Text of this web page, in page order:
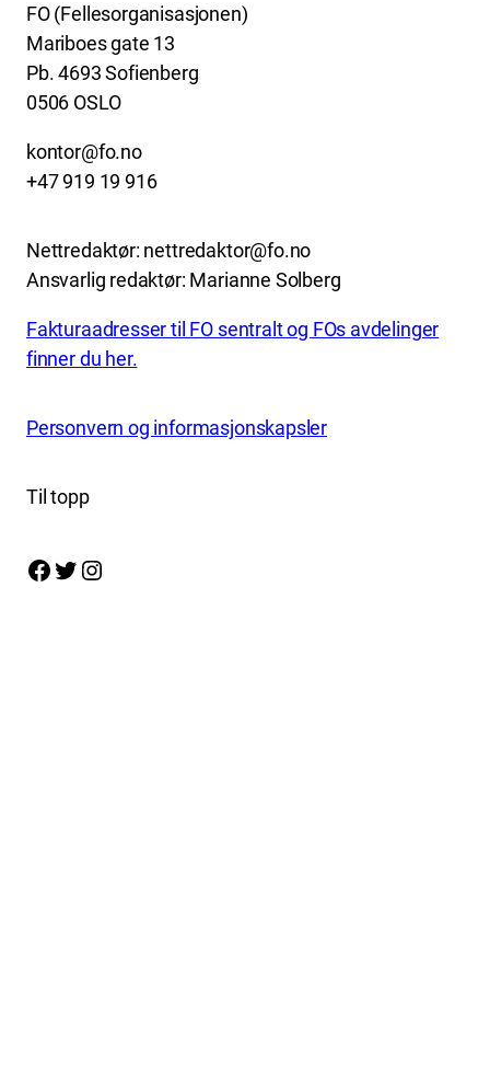
FO (Fellesorganisasjonen)
Mariboes gate 13
Pb. 4693 Sofienberg
0506 OSLO
kontor@fo.no
+47 919 19 916
Nettredaktør: nettredaktor@fo.no
Ansvarlig redaktør: Marianne Solberg
Fakturaadresser til FO sentralt og FOs avdelinger
finner du her.
Personvern og informasjonskapsler
Til topp
Facebook Twitter Instagram